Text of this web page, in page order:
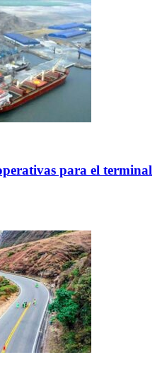
para el terminal